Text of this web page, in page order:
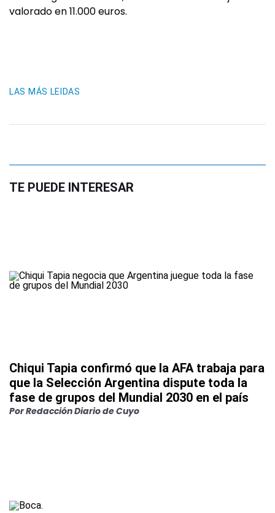
valorado en 11.000 euros.
LAS MÁS LEIDAS
TE PUEDE INTERESAR
Chiqui Tapia confirmó que la AFA trabaja para
que la Selección Argentina dispute toda la
fase de grupos del Mundial 2030 en el país
PorRedacción Diario de Cuyo